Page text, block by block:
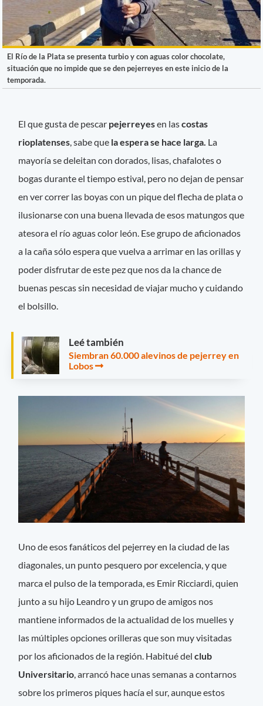
El Río de la Plata se presenta turbio y con aguas color chocolate,
situación que no impide que se den pejerreyes en este inicio de la
temporada.
El que gusta de pescar pejerreyesen lascostas
rioplatenses , sabe que la espera se hace larga. La
mayoría se deleitan con dorados, lisas, chafalotes o
bogas durante el tiempo estival, pero no dejan de pensar
en ver correr las boyas con un pique del flecha de plata o
ilusionarse con una buena llevada de esos matungos que
atesora el río aguas color león. Ese grupo de aficionados
a la caña sólo espera que vuelva a arrimar en las orillas y
poder disfrutar de este pez que nos da la chance de
buenas pescas sin necesidad de viajar mucho y cuidando
el bolsillo.
Leé también
Siembran 60.000 alevinos de pejerrey en
Lobos
Uno de esos fanáticos del pejerrey en la ciudad de las
diagonales, un punto pesquero por excelencia, y que
marca el pulso de la temporada, es Emir Ricciardi, quien
junto a su hijo Leandro y un grupo de amigos nos
mantiene informados de la actualidad de los muelles y
las múltiples opciones orilleras que son muy visitadas
por los aficionados de la región. Habitué del club
Universitario , arrancó hace unas semanas a contarnos
sobre los primeros piques hacía el sur, aunque estos